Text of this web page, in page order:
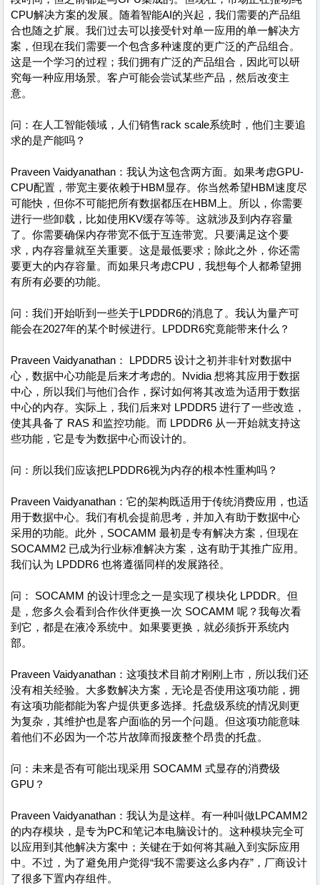
CPU解决方案的发展。随着智能AI的兴起，我们需要的产品组
合也随之扩展。我们过去可以接受针对单一应用的单一解决方
案，但现在我们需要一个包含多种速度的更广泛的产品组合。
这是一个学习的过程；我们拥有广泛的产品组合，因此可以研
究每一种应用场景。客户可能会尝试某些产品，然后改变主
意。
问：在人工智能领域，人们销售rack scale系统时，他们主要追
求的是产能吗？
Praveen Vaidyanathan：我认为这包含两方面。如果考虑GPU-
CPU配置，带宽主要依赖于HBM显存。你当然希望HBM速度尽
可能快，但你不可能把所有数据都压在HBM上。所以，你需要
进行一些卸载，比如使用KV缓存等等。这就涉及到内存容量
了。你需要确保内存带宽不低于互连带宽。只要满足这个要
求，内存容量就至关重要。这是最低要求；除此之外，你还需
要更大的内存容量。而如果只考虑CPU，我想每个人都希望拥
有所有必要的功能。
问：我们开始听到一些关于LPDDR6的消息了。我认为量产可
能会在2027年的某个时候进行。LPDDR6究竟能带来什么？
Praveen Vaidyanathan： LPDDR5 设计之初并非针对数据中
心，数据中心功能是后来才考虑的。Nvidia 想将其应用于数据
中心，所以我们与他们合作，探讨如何将其改造为适用于数据
中心的内存。实际上，我们后来对 LPDDR5 进行了一些改造，
使其具备了 RAS 和监控功能。而 LPDDR6 从一开始就支持这
些功能，它是专为数据中心而设计的。
问：所以我们应该把LPDDR6视为内存的根本性重构吗？
Praveen Vaidyanathan：它的架构既适用于传统消费应用，也适
用于数据中心。我们有机会提前思考，并加入有助于数据中心
采用的功能。此外，SOCAMM 最初是专有解决方案，但现在
SOCAMM2 已成为行业标准解决方案，这有助于其推广应用。
我们认为 LPDDR6 也将遵循同样的发展路径。
问： SOCAMM 的设计理念之一是实现了模块化 LPDDR。但
是，您多久会看到合作伙伴更换一次 SOCAMM 呢？我每次看
到它，都是在液冷系统中。如果要更换，就必须拆开系统内
部。
Praveen Vaidyanathan：这项技术目前才刚刚上市，所以我们还
没有相关经验。大多数解决方案，无论是否使用这项功能，拥
有这项功能都能为客户提供更多选择。托盘级系统的情况则更
为复杂，其维护也是客户面临的另一个问题。但这项功能意味
着他们不必因为一个芯片故障而报废整个昂贵的托盘。
问：未来是否有可能出现采用 SOCAMM 式显存的消费级
GPU？
Praveen Vaidyanathan：我认为是这样。有一种叫做LPCAMM2
的内存模块，是专为PC和笔记本电脑设计的。这种模块完全可
以应用到其他解决方案中；关键在于如何将其融入到实际应用
中。不过，为了避免用户觉得“我不需要这么多内存”，厂商设计
了很多下置内存组件。